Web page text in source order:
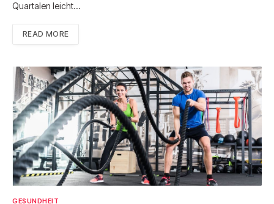
Quartalen leicht…
READ MORE
GESUNDHEIT